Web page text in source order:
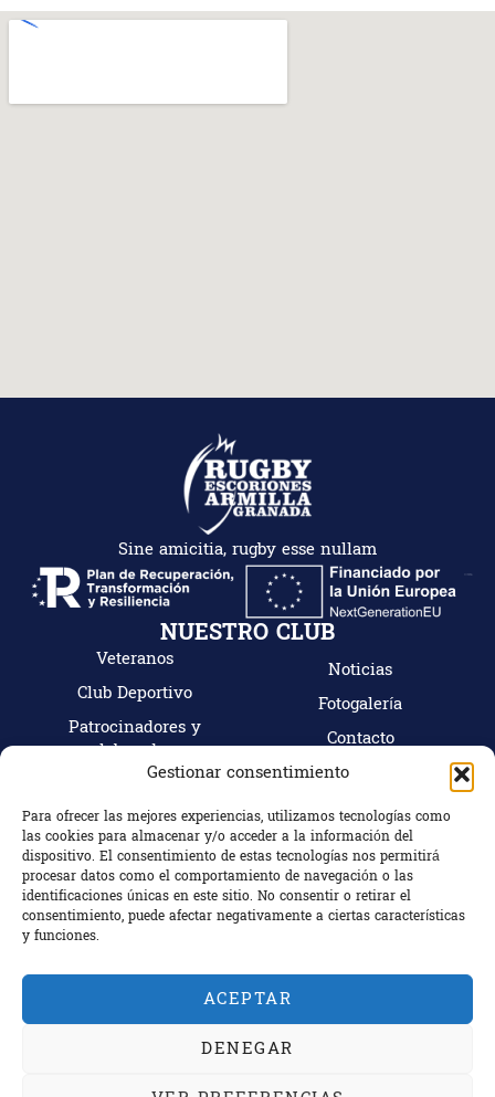
Gestionar consentimiento
Para ofrecer las mejores experiencias, utilizamos tecnologías como
las cookies para almacenar y/o acceder a la información del
dispositivo. El consentimiento de estas tecnologías nos permitirá
procesar datos como el comportamiento de navegación o las
identificaciones únicas en este sitio. No consentir o retirar el
consentimiento, puede afectar negativamente a ciertas características
y funciones.
ACEPTAR
DENEGAR
Sine amicitia, rugby esse nullam
NUESTRO CLUB
Veteranos
Club Deportivo
Patrocinadores y
colaboradores
Tienda
Hazte socio
Noticias
Fotogalería
Contacto
Mi cuenta
CONTACTO
C/ Camino Bajo Nº18, 18100 Armilla (Granada)
Granada, España
+34 672 863 799
Copyright © 2024 Rugby Escoriones Granada.